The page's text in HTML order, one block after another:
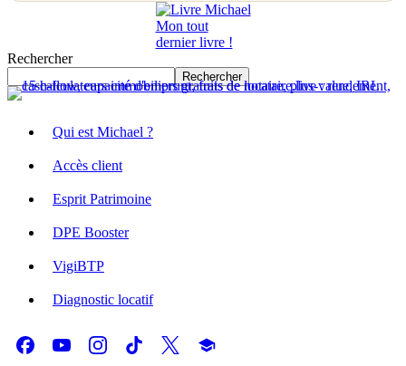
Mon tout
dernier livre !
Rechercher
Rechercher
Qui est Michael ?
Accès client
Esprit Patrimoine
DPE Booster
VigiBTP
Diagnostic locatif